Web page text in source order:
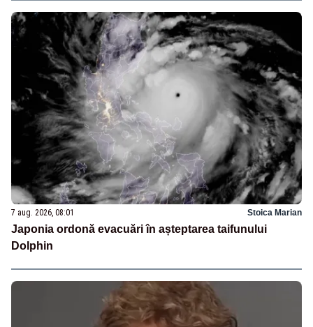
7 aug. 2026, 08:01 Stoica Marian
Japonia ordonă evacuări în așteptarea taifunului
Dolphin